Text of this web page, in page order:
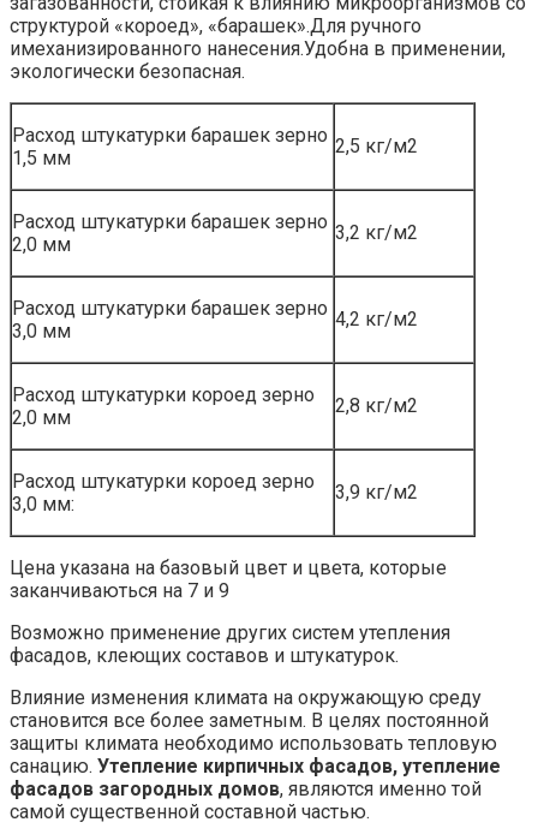
структурой «короед», «барашек».Для ручного
имеханизированного нанесения.Удобна в применении,
экологически безопасная.
Расход штукатурки барашек зерно
1,5 мм
2,5 кг/м2
Расход штукатурки барашек зерно
2,0 мм
3,2 кг/м2
Расход штукатурки барашек зерно
3,0 мм
4,2 кг/м2
Расход штукатурки короед зерно
2,0 мм
2,8 кг/м2
Расход штукатурки короед зерно
3,0 мм:
3,9 кг/м2
Цена указана на базовый цвет и цвета, которые
заканчиваються на 7 и 9
Возможно применение других систем утепления
фасадов, клеющих составов и штукатурок.
Влияние изменения климата на окружающую среду
становится все более заметным. В целях постоянной
защиты климата необходимо использовать тепловую
санацию. Утепление кирпичных фасадов, утепление
фасадов загородных домов, являются именно той
самой существенной составной частью.